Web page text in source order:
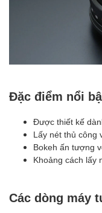
Đặc điểm nổi
Được thiết kế
Lấy nét thủ công
Bokeh ấn tượng
Khoảng cách lấy
Các dòng máy